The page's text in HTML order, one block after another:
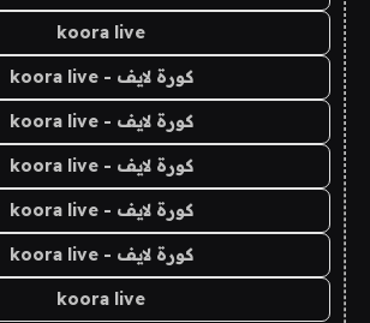
koora live
كورة لايف - koora live
كورة لايف - koora live
كورة لايف - koora live
كورة لايف - koora live
كورة لايف - koora live
koora live